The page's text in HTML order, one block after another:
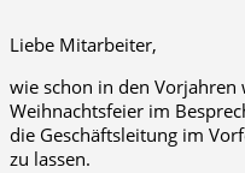
Liebe Mitarbeiter,
wie schon in den Vorjahren
Weihnachtsfeier im
die Geschäftsleitung im
zu lassen.